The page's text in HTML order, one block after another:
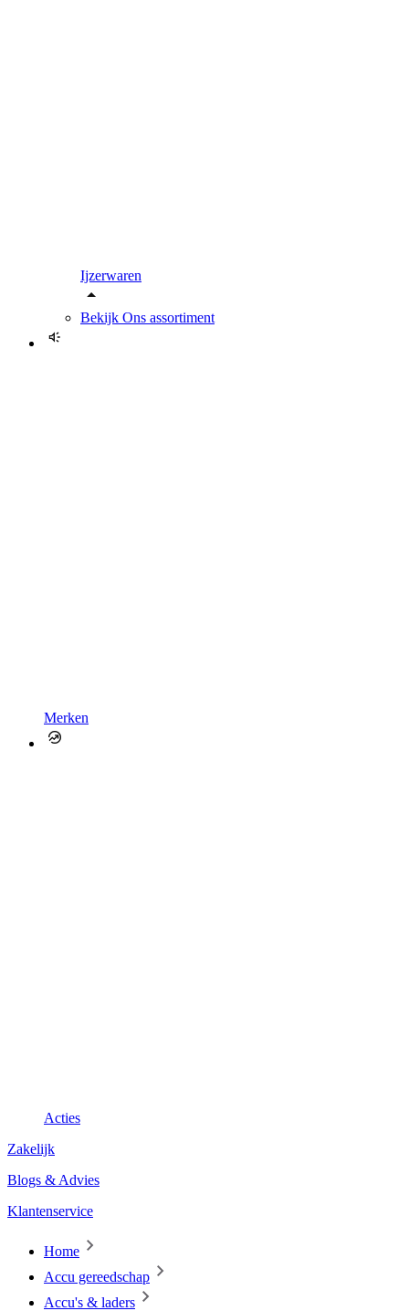
Ijzerwaren
Bekijk Ons assortiment
Merken
Acties
Zakelijk
Blogs & Advies
Klantenservice
Home
Accu gereedschap
Accu's & laders